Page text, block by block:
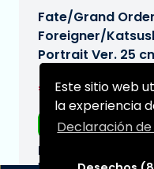
Este sitio web
la experiencia
Declaración
Fate/Grand
Foreigner/
Portrait Ver. 25
€182,95[Sujeto
Envío
Fecha de